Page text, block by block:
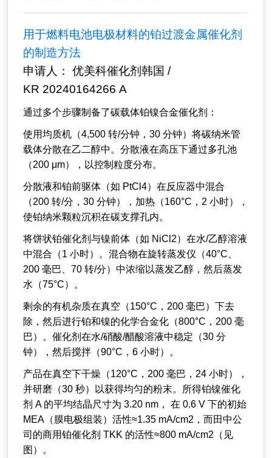
用于燃料电池电极材料的铂过渡金属催化剂
的制造方法
申请人： 优美科催化剂韩国 /
KR 20240164266 A
通过多个步骤制备了碳载体铂镍合金催化剂：
使用均质机（4,500 转/分钟，30 分钟）将碳纳米管
载体分散在乙二醇中。分散液在高压下通过多孔池
（200 μm），以控制粒度分布。
分散液和铂前驱体（如 PtCl4）在反应器中混合
（200 转/分，30 分钟），加热（160°C，2 小时），
使铂纳米颗粒沉积在碳支撑孔内。
将饼状铂催化剂与镍前体（如 NiCl2）在水/乙醇溶液
中混合（1 小时）。混合物在旋转蒸发仪（40°C、
200 毫巴、70 转/分）中浓缩以蒸发乙醇，然后蒸发
水（75°C）。
剩余的有机杂质在真空（150°C，200 毫巴）下去
除，然后进行铂和镍的化学合金化（800°C，200 毫
巴）。催化剂在水/硝酸/醋酸溶液中稳定（30 分
钟），然后搅拌（90°C，6 小时）。
产品在真空下干燥（120°C，200 毫巴，24 小时），
并研磨（30 秒）以获得均匀的粉末。所得铂镍催化
剂 A 的平均结晶尺寸为 3.20 nm， 在 0.6 V 下的初始
MEA（膜电极组装）活性≈1.35 mA/cm2，而田中公
司的商用铂催化剂 TKK 的活性≈800 mA/cm2（见
图）。